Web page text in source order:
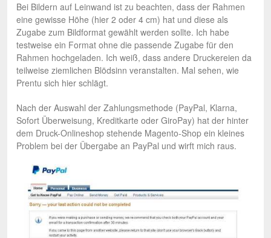
Bei Bildern auf Leinwand ist zu beachten, dass der Rahmen
eine gewisse Höhe (hier 2 oder 4 cm) hat und diese als
Zugabe zum Bildformat gewählt werden sollte. Ich habe
testweise ein Format ohne die passende Zugabe für den
Rahmen hochgeladen. Ich weiß, dass andere Druckereien da
teilweise ziemlichen Blödsinn veranstalten. Mal sehen, wie
Prentu sich hier schlägt.
Nach der Auswahl der Zahlungsmethode (PayPal, Klarna,
Sofort Überweisung, Kreditkarte oder GiroPay) hat der hinter
dem Druck-Onlineshop stehende Magento-Shop ein kleines
Problem bei der Übergabe an PayPal und wirft mich raus.